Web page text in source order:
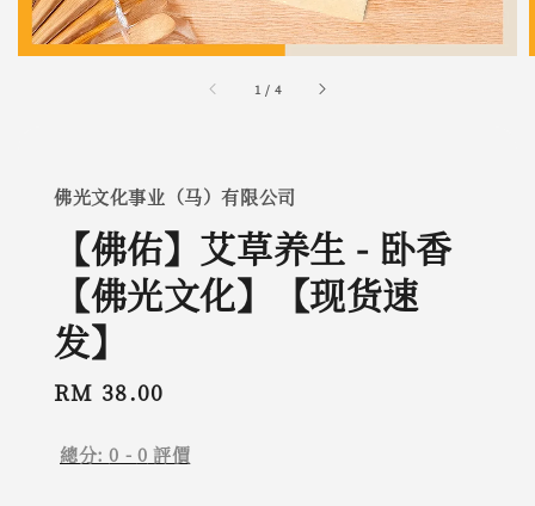
1 / 4
佛光文化事业（马）有限公司
【佛佑】艾草养生 - 卧香
【佛光文化】【现货速
发】
Regular
RM 38.00
總分:0 - 0 評價